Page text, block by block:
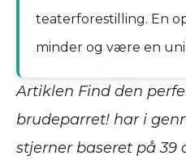
teaterforestilling. En
minder og være en
Artiklen Find den
brudeparret! har i
stjerner baseret på39